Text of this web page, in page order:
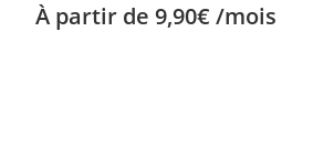
À partir de 9,90€ /mois